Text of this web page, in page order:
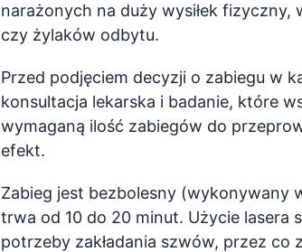
narażonych na duży wysiłek
czy żylaków odbytu.
Przed podjęciem decyzji o zabiegu w
konsultacja lekarska i badanie, które
wymaganą ilość zabiegów do
efekt.
Zabieg jest bezbolesny (wykonywany
trwa od 10 do 20 minut. Użycie lasera
potrzeby zakładania szwów, przez co